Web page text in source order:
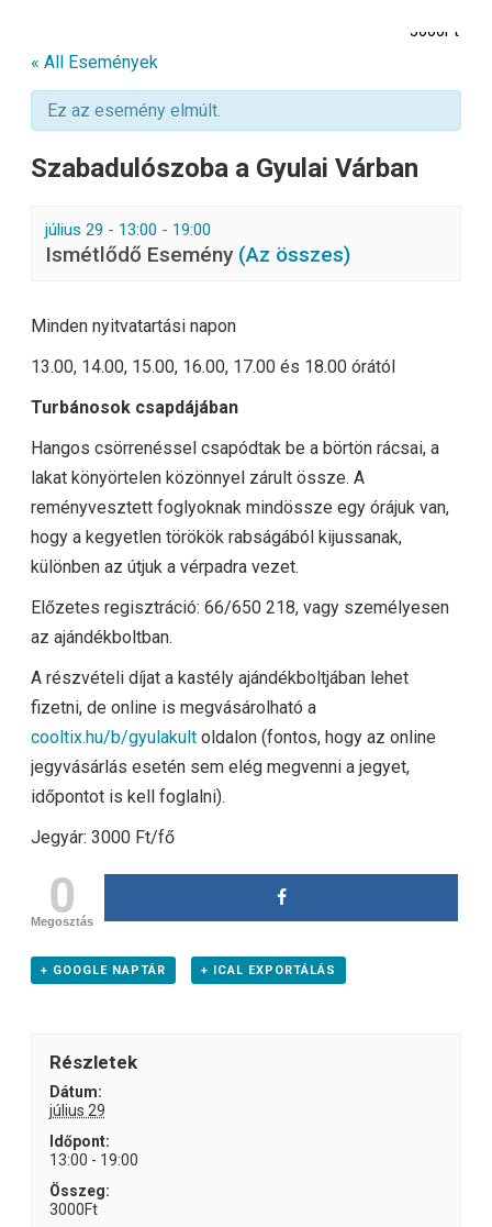
« All Események
Ez az esemény elmúlt.
Szabadulószoba a Gyulai Várban
július 29 - 13:00 - 19:00
Ismétlődő Esemény (Az összes)
3000Ft
Minden nyitvatartási napon
13.00, 14.00, 15.00, 16.00, 17.00 és 18.00 órától
Turbánosok csapdájában
Hangos csörrenéssel csapódtak be a börtön rácsai, a
lakat könyörtelen közönnyel zárult össze. A
reményvesztett foglyoknak mindössze egy órájuk van,
hogy a kegyetlen törökök rabságából kijussanak,
különben az útjuk a vérpadra vezet.
Előzetes regisztráció: 66/650 218, vagy személyesen
az ajándékboltban.
A részvételi díjat a kastély ajándékboltjában lehet
fizetni, de online is megvásárolható a
cooltix.hu/b/gyulakult oldalon (fontos, hogy az online
jegyvásárlás esetén sem elég megvenni a jegyet,
időpontot is kell foglalni).
Jegyár: 3000 Ft/fő
0
Megosztás
+ GOOGLE NAPTÁR + ICAL EXPORTÁLÁS
Részletek
Dátum:
július 29
Időpont:
13:00 - 19:00
Összeg:
3000Ft